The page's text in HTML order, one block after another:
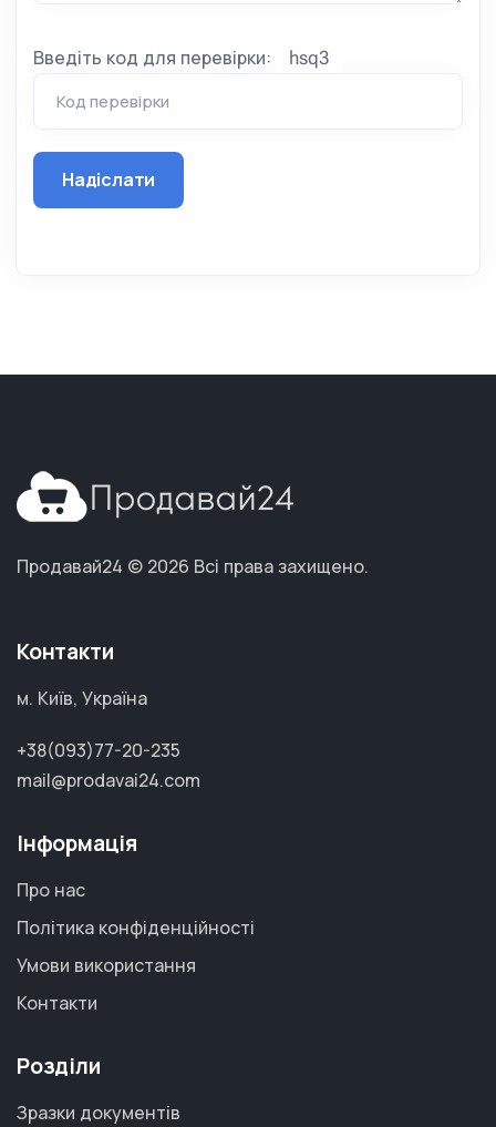
Введіть код для перевірки:
Надіслати
Продавай24 © 2026 Всі права захищено.
Контакти
м. Київ, Україна
+38(093)77-20-235
mail@prodavai24.com
Інформація
Про нас
Політика конфіденційності
Умови використання
Контакти
Розділи
Зразки документів